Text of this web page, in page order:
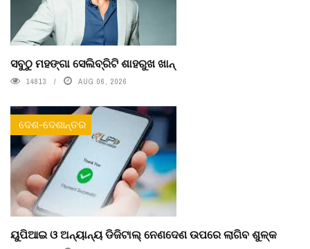
ସବୁଠୁ ମହଙ୍ଗା ସେଲିବ୍ରିଟି ଶାହରୁଖ ଖାନ୍
14813 AUG 06, 2026
ଦେଶ-ଦେଶାନ୍ତର
ୟୁପିଆଇ ଓ ଅନ୍ୟାନ୍ୟ ଡିଜିଟାଲ୍ ନେଣଦେଣ ଉପରେ ଲାଗିବ ଶୁଳ୍କ